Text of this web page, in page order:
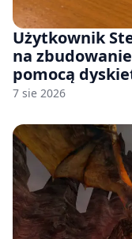
Użytkownik
na
pomocą
7 sie 2026